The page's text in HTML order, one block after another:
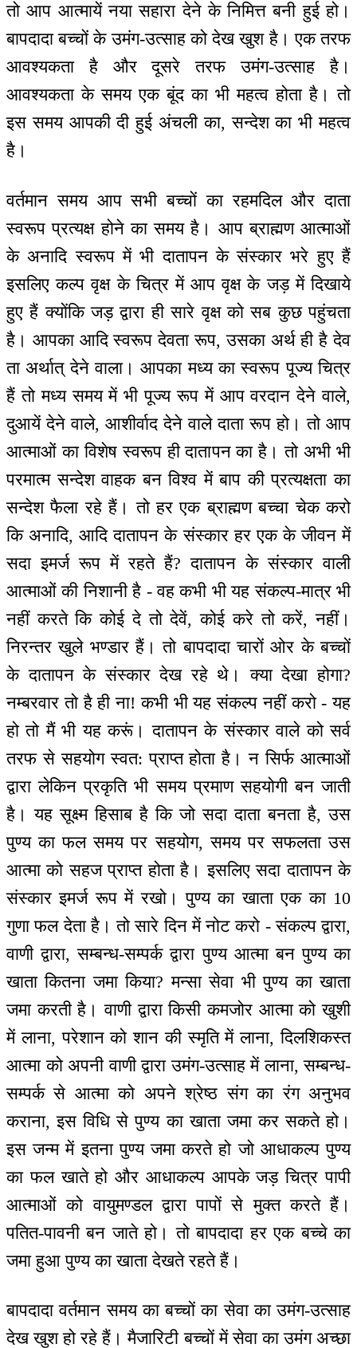
तो आप आत्मायें नया सहारा देने के निमित्त बनी हुई हो।
बापदादा बच्चों के उमंग-उत्साह को देख खुश है। एक तरफ
आवश्यकता है और दूसरे तरफ उमंग-उत्साह है।
आवश्यकता के समय एक बूंद का भी महत्व होता है। तो
इस समय आपकी दी हुई अंचली का, सन्देश का भी महत्व
है।
वर्तमान समय आप सभी बच्चों का रहमदिल और दाता
स्वरूप प्रत्यक्ष होने का समय है। आप ब्राह्मण आत्माओं
के अनादि स्वरूप में भी दातापन के संस्कार भरे हुए हैं
इसलिए कल्प वृक्ष के चित्र में आप वृक्ष के जड़ में दिखाये
हुए हैं क्योंकि जड़ द्वारा ही सारे वृक्ष को सब कुछ पहुंचता
है। आपका आदि स्वरूप देवता रूप, उसका अर्थ ही है देव
ता अर्थात् देने वाला। आपका मध्य का स्वरूप पूज्य चित्र
हैं तो मध्य समय में भी पूज्य रूप में आप वरदान देने वाले,
दुआयें देने वाले, आशीर्वाद देने वाले दाता रूप हो। तो आप
आत्माओं का विशेष स्वरूप ही दातापन का है। तो अभी भी
परमात्म सन्देश वाहक बन विश्व में बाप की प्रत्यक्षता का
सन्देश फैला रहे हैं। तो हर एक ब्राह्मण बच्चा चेक करो
कि अनादि, आदि दातापन के संस्कार हर एक के जीवन में
सदा इमर्ज रूप में रहते हैं? दातापन के संस्कार वाली
आत्माओं की निशानी है - वह कभी भी यह संकल्प-मात्र भी
नहीं करते कि कोई दे तो देवें, कोई करे तो करें, नहीं।
निरन्तर खुले भण्डार हैं। तो बापदादा चारों ओर के बच्चों
के दातापन के संस्कार देख रहे थे। क्या देखा होगा?
नम्बरवार तो है ही ना! कभी भी यह संकल्प नहीं करो - यह
हो तो मैं भी यह करूं। दातापन के संस्कार वाले को सर्व
तरफ से सहयोग स्वत: प्राप्त होता है। न सिर्फ आत्माओं
द्वारा लेकिन प्रकृति भी समय प्रमाण सहयोगी बन जाती
है। यह सूक्ष्म हिसाब है कि जो सदा दाता बनता है, उस
पुण्य का फल समय पर सहयोग, समय पर सफलता उस
आत्मा को सहज प्राप्त होता है। इसलिए सदा दातापन के
संस्कार इमर्ज रूप में रखो। पुण्य का खाता एक का 10
गुणा फल देता है। तो सारे दिन में नोट करो - संकल्प द्वारा,
वाणी द्वारा, सम्बन्ध-सम्पर्क द्वारा पुण्य आत्मा बन पुण्य का
खाता कितना जमा किया? मन्सा सेवा भी पुण्य का खाता
जमा करती है। वाणी द्वारा किसी कमजोर आत्मा को खुशी
में लाना, परेशान को शान की स्मृति में लाना, दिलशिकस्त
आत्मा को अपनी वाणी द्वारा उमंग-उत्साह में लाना, सम्बन्ध-
सम्पर्क से आत्मा को अपने श्रेष्ठ संग का रंग अनुभव
कराना, इस विधि से पुण्य का खाता जमा कर सकते हो।
इस जन्म में इतना पुण्य जमा करते हो जो आधाकल्प पुण्य
का फल खाते हो और आधाकल्प आपके जड़ चित्र पापी
आत्माओं को वायुमण्डल द्वारा पापों से मुक्त करते हैं।
पतित-पावनी बन जाते हो। तो बापदादा हर एक बच्चे का
जमा हुआ पुण्य का खाता देखते रहते हैं।
बापदादा वर्तमान समय का बच्चों का सेवा का उमंग-उत्साह
देख खुश हो रहे हैं। मैजारिटी बच्चों में सेवा का उमंग अच्छा